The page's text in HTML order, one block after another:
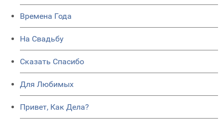
Времена Года
На Свадьбу
Сказать Спасибо
Для Любимых
Привет, Как Дела?